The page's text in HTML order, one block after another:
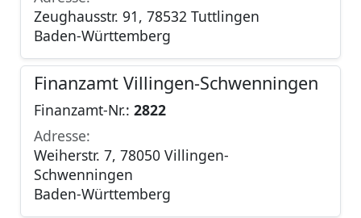
Zeughausstr. 91, 78532 Tuttlingen
Baden-Württemberg
Finanzamt Villingen-Schwenningen
Finanzamt-Nr.: 2822
Adresse:
Weiherstr. 7, 78050 Villingen-
Schwenningen
Baden-Württemberg